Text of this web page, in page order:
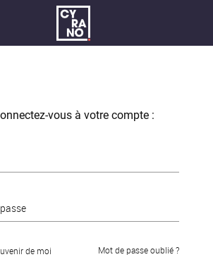
vous à votre compte :
de moi Mot de passe oublié ?